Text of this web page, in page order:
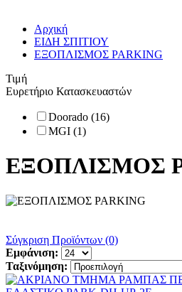
Αρχική
ΕΙΔΗ ΣΠΙΤΙΟΥ
ΕΞΟΠΛΙΣΜΟΣ PARKING
Τιμή
Ευρετήριο Κατασκευαστών
Doorado (16)
MGI (1)
ΕΞΟΠΛΙΣΜΟΣ
Σύγκριση Προϊόντων (0)
Εμφάνιση:
Ταξινόμηση: